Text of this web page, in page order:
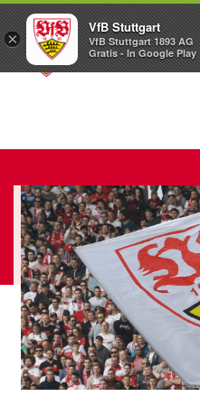
×
VfB Stuttgart
VfB Stuttgart 1893 AG
Gratis - In Google Play